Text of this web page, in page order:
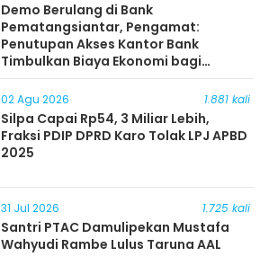
Demo Berulang di Bank
Pematangsiantar, Pengamat:
Penutupan Akses Kantor Bank
Timbulkan Biaya Ekonomi bagi
Masyarakat
02 Agu 2026 1.881 kali
Silpa Capai Rp54, 3 Miliar Lebih,
Fraksi PDIP DPRD Karo Tolak LPJ APBD
2025
31 Jul 2026 1.725 kali
Santri PTAC Damulipekan Mustafa
Wahyudi Rambe Lulus Taruna AAL